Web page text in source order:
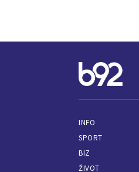
INFO
SPORT
BIZ
ŽIVOT